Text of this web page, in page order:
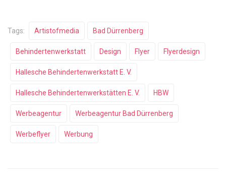
Tags: Artistofmedia Bad Dürrenberg
Behindertenwerkstatt Design Flyer Flyerdesign
Hallesche Behindertenwerkstatt E. V.
Hallesche Behindertenwerkstätten E. V. HBW
Werbeagentur Werbeagentur Bad Dürrenberg
Werbeflyer Werbung